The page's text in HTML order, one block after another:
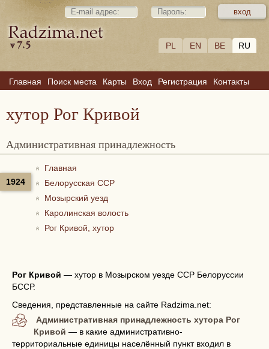
PL EN BE RU
Главная Поиск места Карты Вход Регистрация Контакты
хутор Рог Кривой
Административная принадлежность
1924
Главная
Белорусская ССР
Мозырский уезд
Каролинская волость
Рог Кривой, хутор
Рог Кривой — хутор в Мозырском уезде ССР Белоруссии
БССР.
Сведения, представленные на сайте Radzima.net:
Административная принадлежность хутора Рог
Кривой — в какие административно-
территориальные единицы населённый пункт входил в